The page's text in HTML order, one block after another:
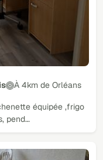
À 4km de Orléans
équipée ,frigo
pend…